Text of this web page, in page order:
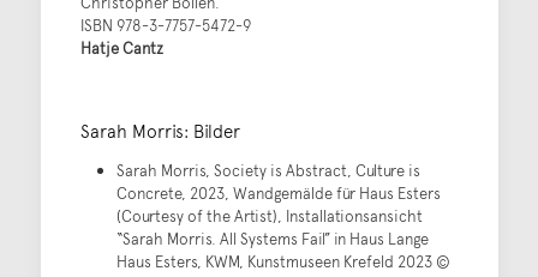
ISBN 978-3-7757-5472-9
Hatje Cantz
Sarah Morris: Bilder
Sarah Morris, Society is Abstract, Culture is
Concrete, 2023, Wandgemälde für Haus Esters
(Courtesy of the Artist), Installationsansicht
“Sarah Morris. All Systems Fail” in Haus Lange
Haus Esters, KWM, Kunstmuseen Krefeld 2023 ©